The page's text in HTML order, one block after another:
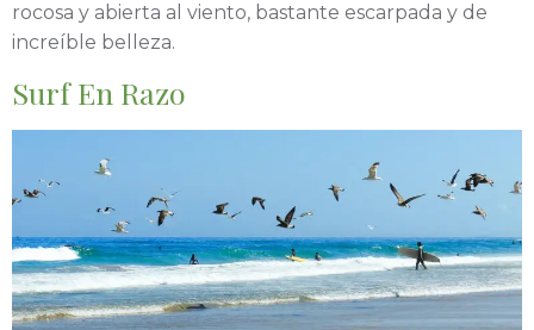
rocosa y abierta al viento, bastante escarpada y de
increíble belleza.
Surf En Razo